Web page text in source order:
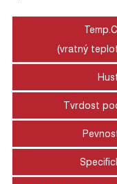
(vratný
Tvrdost